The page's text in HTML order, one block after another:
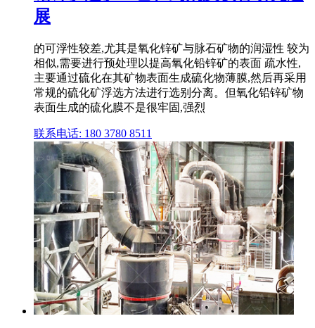
展
的可浮性较差,尤其是氧化锌矿与脉石矿物的润湿性 较为
相似,需要进行预处理以提高氧化铅锌矿的表面 疏水性,
主要通过硫化在其矿物表面生成硫化物薄膜,然后再采用
常规的硫化矿浮选方法进行选别分离。但氧化铅锌矿物
表面生成的硫化膜不是很牢固,强烈
联系电话: 180 3780 8511